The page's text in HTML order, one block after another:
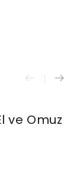
ve Omuz